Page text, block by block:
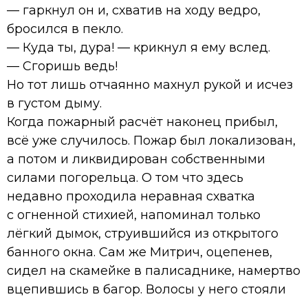
— гаркнул он и, схватив на ходу ведро,
бросился в пекло.
— Куда ты, дура! — крикнул я ему вслед.
— Сгоришь ведь!
Но тот лишь отчаянно махнул рукой и исчез
в густом дыму.
Когда пожарный расчёт наконец прибыл,
всё уже случилось. Пожар был локализован,
а потом и ликвидирован собственными
силами погорельца. О том что здесь
недавно проходила неравная схватка
с огненной стихией, напоминал только
лёгкий дымок, струившийся из открытого
банного окна. Сам же Митрич, оцепенев,
сидел на скамейке в палисаднике, намертво
вцепившись в багор. Волосы у него стояли